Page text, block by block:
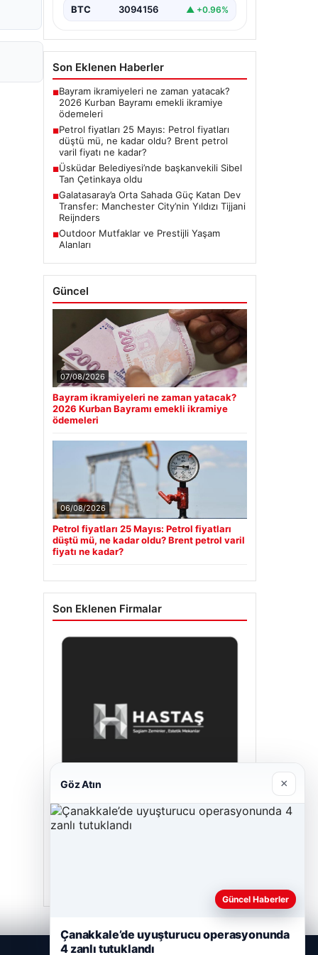
BTC 3094156 ▲ +0.96%
Son Eklenen Haberler
■Bayram ikramiyeleri ne zaman yatacak?
2026 Kurban Bayramı emekli ikramiye
ödemeleri
■Petrol fiyatları 25 Mayıs: Petrol fiyatları
düştü mü, ne kadar oldu? Brent petrol
varil fiyatı ne kadar?
■Üsküdar Belediyesi’nde başkanvekili Sibel
Tan Çetinkaya oldu
■Galatasaray’a Orta Sahada Güç Katan Dev
Transfer: Manchester City’nin Yıldızı Tijjani
Reijnders
■Outdoor Mutfaklar ve Prestijli Yaşam
Alanları
Güncel
07/08/2026
Bayram ikramiyeleri ne zaman yatacak?
2026 Kurban Bayramı emekli ikramiye
ödemeleri
06/08/2026
Petrol fiyatları 25 Mayıs: Petrol fiyatları
düştü mü, ne kadar oldu? Brent petrol varil
fiyatı ne kadar?
Son Eklenen Firmalar
Göz Atın ×
Güncel Haberler
Çanakkale’de uyuşturucu operasyonunda
4 zanlı tutuklandı